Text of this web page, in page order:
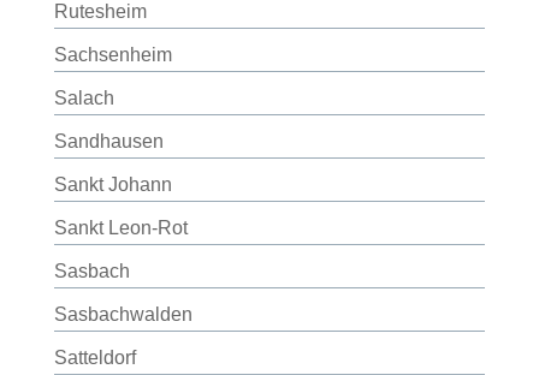
Rutesheim
Sachsenheim
Salach
Sandhausen
Sankt Johann
Sankt Leon-Rot
Sasbach
Sasbachwalden
Satteldorf